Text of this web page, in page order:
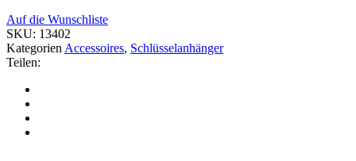
Auf die Wunschliste
SKU: 13402
Kategorien Accessoires, Schlüsselanhänger
Teilen: